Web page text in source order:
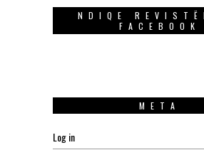
NDIQE
FACEBOOK
META
Log in